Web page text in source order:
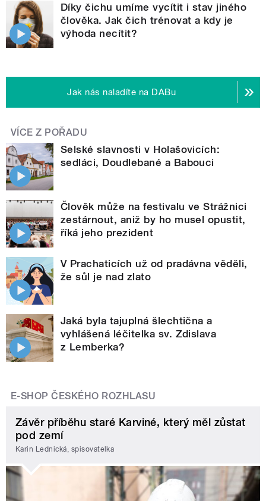
Díky čichu umíme vycítit i stav jiného
člověka. Jak čich trénovat a kdy je
výhoda necítit?
Jak nás naladíte na DABu
VÍCE Z POŘADU
Selské slavnosti v Holašovicích:
sedláci, Doudlebané a Babouci
Člověk může na festivalu ve Strážnici
zestárnout, aniž by ho musel opustit,
říká jeho prezident
V Prachaticích už od pradávna věděli,
že sůl je nad zlato
Jaká byla tajuplná šlechtična a
vyhlášená léčitelka sv. Zdislava
z Lemberka?
E-SHOP ČESKÉHO ROZHLASU
Závěr příběhu staré Karviné, který měl zůstat
pod zemí
Karin Lednická, spisovatelka